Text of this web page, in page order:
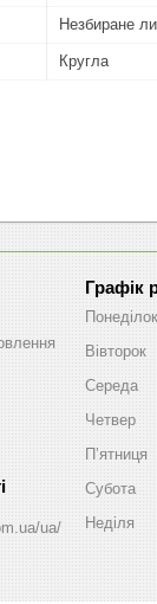
Незбиране
Кругла
ua/
Графік
Понеділок
Вівторок
Середа
Четвер
Пʼятниця
Субота
Неділя